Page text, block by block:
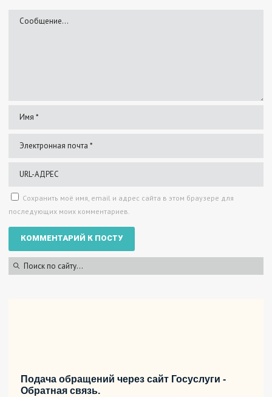
Сохранить моё имя, email и адрес сайта в этом браузере для
последующих моих комментариев.
Подача обращений через сайт Госуслуги -
Обратная связь.